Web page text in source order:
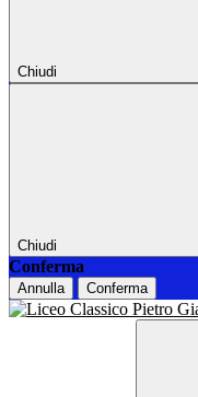
Chiudi
Chiudi
Conferma
Annulla Conferma